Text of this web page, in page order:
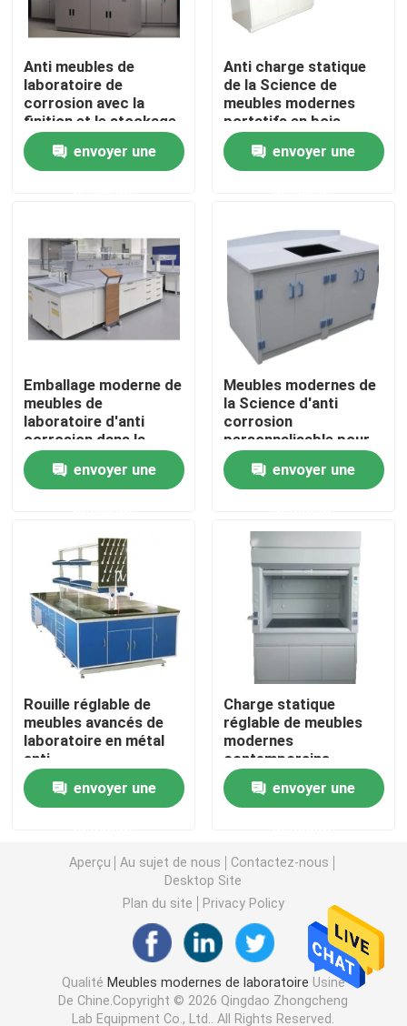
Maison
Produits
Visite d'usine
Contrôle de qualité
Contactez-nous
Cas
Meubles modernes de laboratoire
Meubles de laboratoire d'école
Banc d'île de laboratoire
Banc de mur de laboratoire
Capot de vapeur de laboratoire
Banc d'équilibre de laboratoire
Meuble de rangement de laboratoire
Meuble de rangement de sécurité
armoire de sécurité biologique
Anti meubles de
laboratoire de
corrosion avec la
finition et le stockage
brillants d'étagères
envoyer une
Anti charge statique
de la Science de
meubles modernes
portatifs en bois
envoyer une
Emballage moderne de
meubles de
laboratoire d'anti
corrosion dans la
boîte de carton
envoyer une
Meubles modernes de
la Science d'anti
corrosion
personnalisable pour
le bureau et la maison
envoyer une
Rouille réglable de
meubles avancés de
laboratoire en métal
anti
envoyer une
Charge statique
réglable de meubles
modernes
contemporains
industriels de la
Science antienvoyer une
Aperçu Au sujet de nous
Contactez-nous
Desktop Site
Plan du site
Privacy Policy
Qualité Meubles modernes de laboratoire Usine
De Chine.Copyright © 2026 Qingdao Zhongcheng
Lab Equipment Co., Ltd.. All Rights Reserved.